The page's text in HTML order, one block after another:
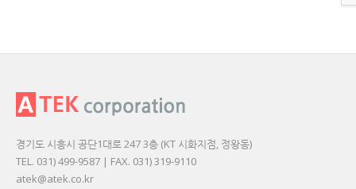
경기도 시흥시 공단1대로 247 3층 (KT 시화지점, 정왕동)
TEL. 031) 499-9587 | FAX. 031) 319-9110
atek@atek.co.kr